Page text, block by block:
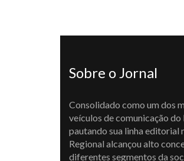
Sobre o Jornal
Consolidado como um dos
veículos de comunicação do
pautando sua linha editorial
Regional alcançou alto
diferentes segmentos da